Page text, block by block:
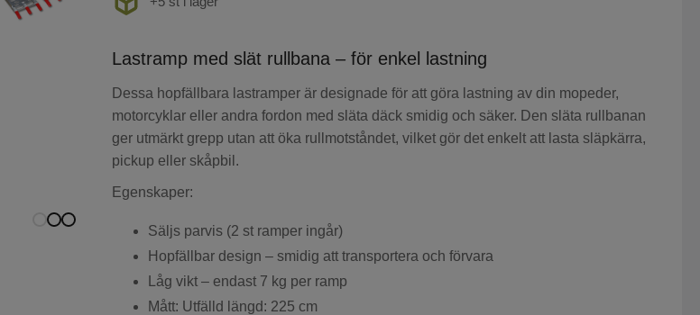
Lastramp med slät rullbana – för enkel lastning
Dessa hopfällbara lastramper är designade för att göra lastning av din mopeder,
motorcyklar eller andra fordon med släta däck smidig och säker. Den släta rullbanan
ger utmärkt grepp utan att öka rullmotståndet, vilket gör det enkelt att lasta släpkärra,
pickup eller skåpbil.
Egenskaper:
Säljs parvis (2 st ramper ingår)
Hopfällbar design – smidig att transportera och förvara
Låg vikt – endast 7 kg per ramp
Mått: Utfälld längd: 225 cm